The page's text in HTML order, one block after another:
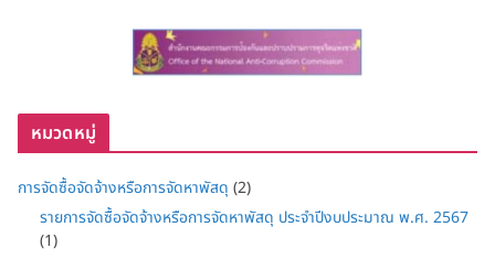
หมวดหมู่
การจัดซื้อจัดจ้างหรือการจัดหาพัสดุ (2)
รายการจัดซื้อจัดจ้างหรือการจัดหาพัสดุ ประจำปีงบประมาณ พ.ศ. 2567
(1)